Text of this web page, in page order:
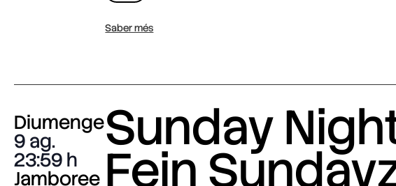
Saber més
Diumenge
9 ag.
23:59
Jamboree
Sunday
Fein